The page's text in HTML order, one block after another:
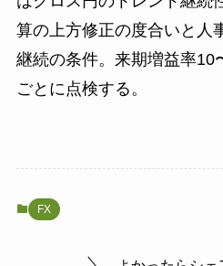
算の上方修正の度合いと人
継続の条件。来期増益率10
ごとに点検する。
FX